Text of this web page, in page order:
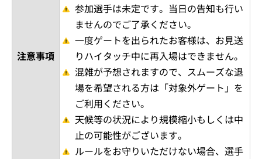
注意事項
参加選手は未定です。当日の告知も行い
ませんのでご了承ください。
一度ゲートを出られたお客様は、お見送
りハイタッチ中に再入場はできません。
混雑が予想されますので、スムーズな退
場を希望される方は「対象外ゲート」を
ご利用ください。
天候等の状況により規模縮小もしくは中
止の可能性がございます。
ルールをお守りいただけない場合、選手